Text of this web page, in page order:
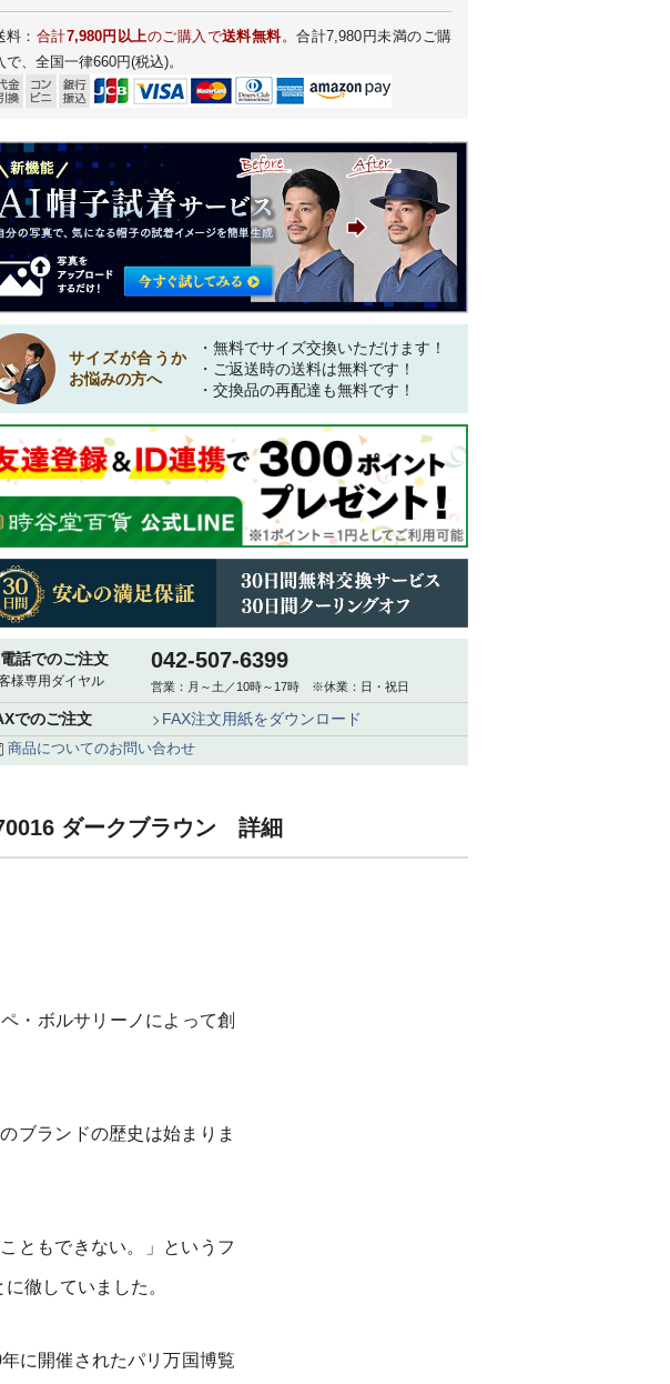
料： 合計7,980円以上のご購入で送料無料。合計7,980円未満のご購
で、全国一律660円(税込)。
サイズが合うか
お悩みの方へ
・無料でサイズ交換いただけます！
・ご返送時の送料は無料です！
・交換品の再配達も無料です！
話でのご注文
様専用ダイヤル
042-507-6399
営業：月～土／10時～17時 ※休業：日・祝日
でのご注文 FAX注文用紙をダウンロード
商品についてのお問い合わせ
ダークブラウン 詳細
・ボルサリーノによって創
ブランドの歴史は始まりま
ともできない。」というフ
徹していました。
に開催されたパリ万国博覧